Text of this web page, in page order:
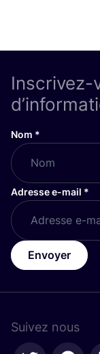
Inscrivez-
Nom *
Adresse e-mail *
Envoyer
Suivez nous